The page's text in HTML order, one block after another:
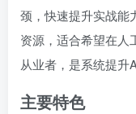
颈，快速提升实战能
资源，适合希望在人
从业者，是系统提升
主要特色